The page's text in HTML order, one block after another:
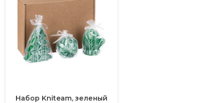
Набор Kniteam, зеленый